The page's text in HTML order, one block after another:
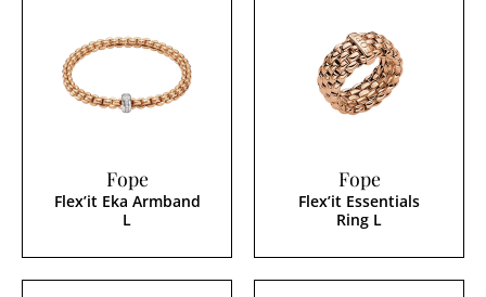
Fope
Flex’it Eka Armband
L
Fope
Flex’it Essentials
Ring L